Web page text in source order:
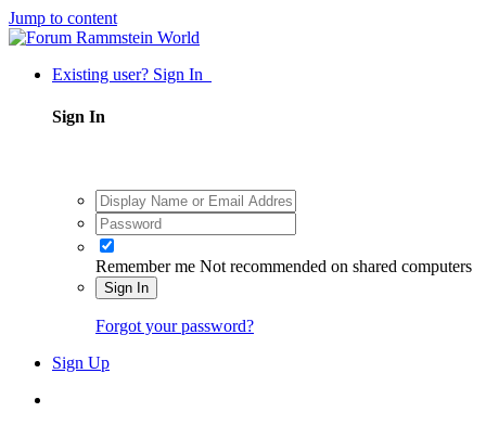
Jump to content
Existing user? Sign In
Sign In
Remember me Not recommended on shared computers
Sign In
Forgot your password?
Sign Up